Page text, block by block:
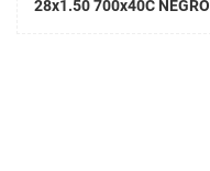
28x1.50 700x40C NEGRO